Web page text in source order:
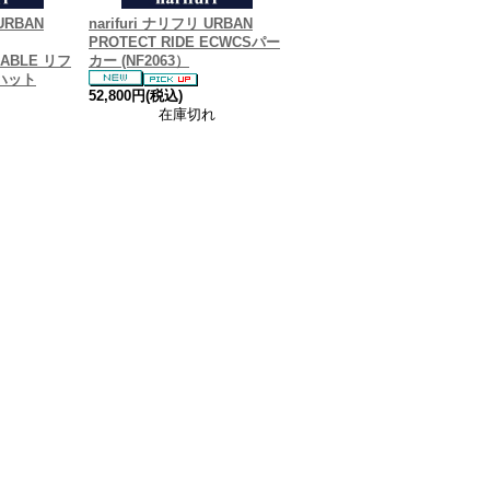
リフ
ット
narifuri ナリフリ URBAN
PROTECT RIDE ECWCSパー
カー (NF2063）
52,800円(税込)
在庫切れ